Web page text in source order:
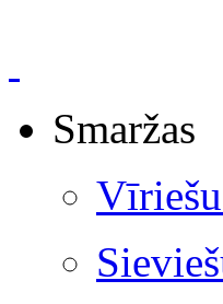
Smaržas